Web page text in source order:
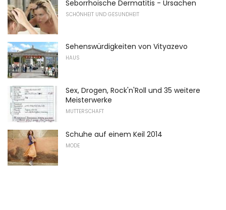
Seborrhoische Dermatitis - Ursachen
SCHÖNHEIT UND GESUNDHEIT
Sehenswürdigkeiten von Vityazevo
HAUS
Sex, Drogen, Rock'n'Roll und 35 weitere
Meisterwerke
MUTTERSCHAFT
Schuhe auf einem Keil 2014
MODE